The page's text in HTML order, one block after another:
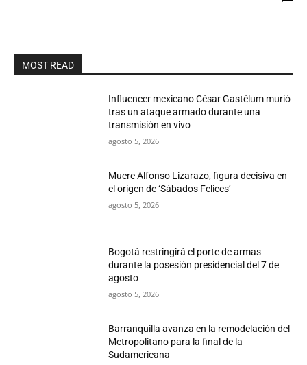
MOST READ
Influencer mexicano César Gastélum murió
tras un ataque armado durante una
transmisión en vivo
agosto 5, 2026
Muere Alfonso Lizarazo, figura decisiva en
el origen de ‘Sábados Felices’
agosto 5, 2026
Bogotá restringirá el porte de armas
durante la posesión presidencial del 7 de
agosto
agosto 5, 2026
Barranquilla avanza en la remodelación del
Metropolitano para la final de la
Sudamericana